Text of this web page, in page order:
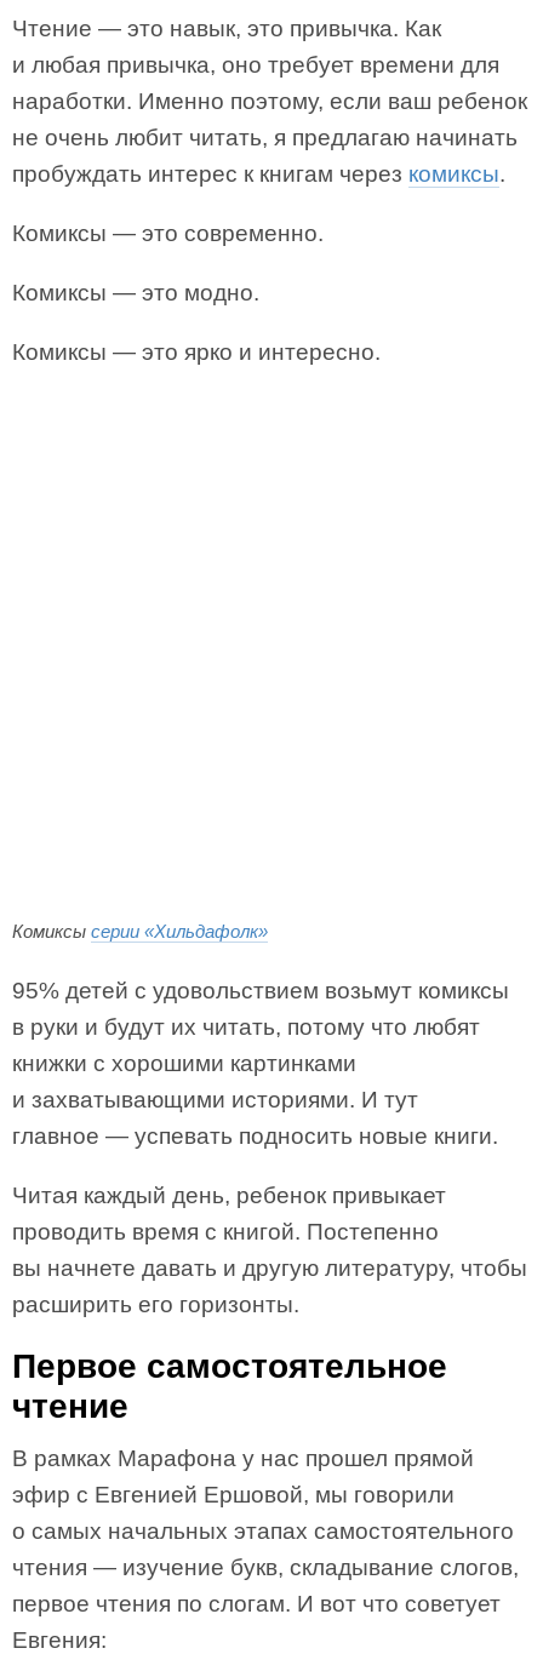
Чтение — это навык, это привычка. Как
и любая привычка, оно требует времени для
наработки. Именно поэтому, если ваш ребенок
не очень любит читать, я предлагаю начинать
пробуждать интерес к книгам через комиксы.
Комиксы — это современно.⠀
Комиксы — это модно. ⠀
Комиксы — это ярко и интересно.
Комиксы серии «Хильдафолк»
95% детей с удовольствием возьмут комиксы
в руки и будут их читать, потому что любят
книжки с хорошими картинками
и захватывающими историями. И тут
главное — успевать подносить новые книги.⠀
Читая каждый день, ребенок привыкает
проводить время с книгой. Постепенно
вы начнете давать и другую литературу, чтобы
расширить его горизонты.
Первое самостоятельное
чтение
В рамках Марафона у нас прошел прямой
эфир с Евгенией Ершовой, мы говорили
о самых начальных этапах самостоятельного
чтения — изучение букв, складывание слогов,
первое чтения по слогам. И вот что советует
Евгения: